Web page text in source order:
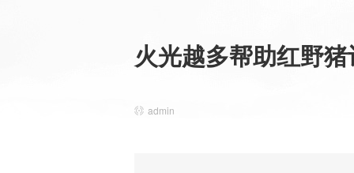
火光越多帮助红野
admin